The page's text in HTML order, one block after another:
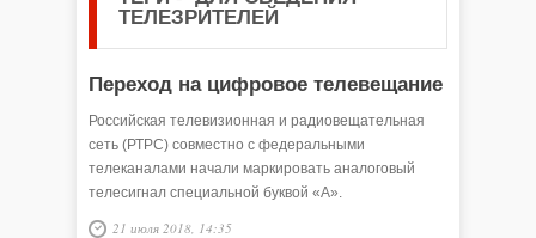
ТЕЛЕЗРИТЕЛЕЙ
Переход на цифровое телевещание
Российская телевизионная и радиовещательная
сеть (РТРС) совместно с федеральными
телеканалами начали маркировать аналоговый
телесигнал специальной буквой «А».
21 июля 2018, 14:35